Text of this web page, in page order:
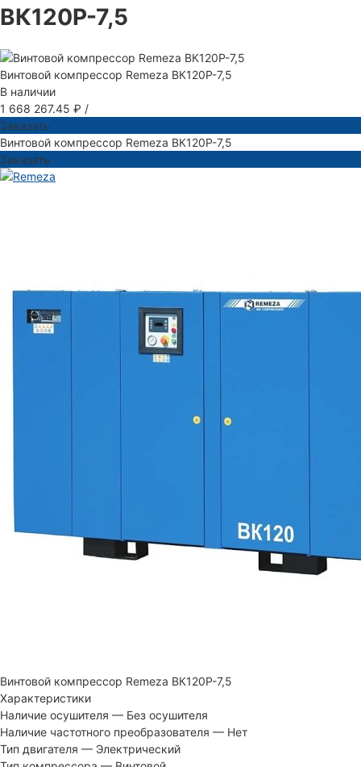
ВК120Р-7,5
Винтовой компрессор Remeza ВК120Р-7,5
В наличии
1 668 267.45 ₽ /
Заказать
Винтовой компрессор Remeza ВК120Р-7,5
Заказать
Винтовой компрессор Remeza ВК120Р-7,5
Характеристики
Наличие осушителя — Без осушителя
Наличие частотного преобразователя — Нет
Тип двигателя — Электрический